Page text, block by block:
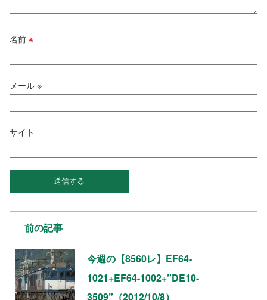
名前※
メール※
サイト
前の記事
今週の【8560レ】EF64-
1021+EF64-1002+”DE10-
3509”（2012/10/8）